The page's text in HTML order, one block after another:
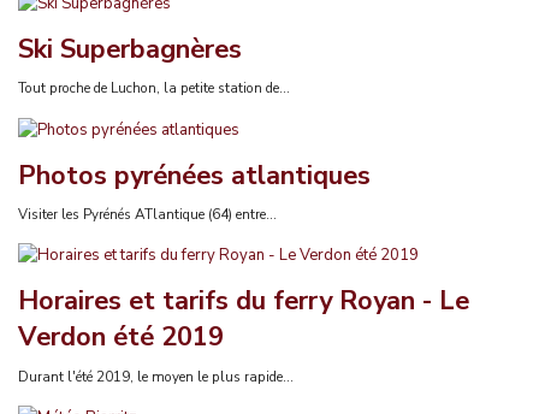
Ski Superbagnères
Tout proche de Luchon, la petite station de...
Photos pyrénées atlantiques
Visiter les Pyrénés ATlantique (64) entre...
Horaires et tarifs du ferry Royan - Le
Verdon été 2019
Durant l'été 2019, le moyen le plus rapide...